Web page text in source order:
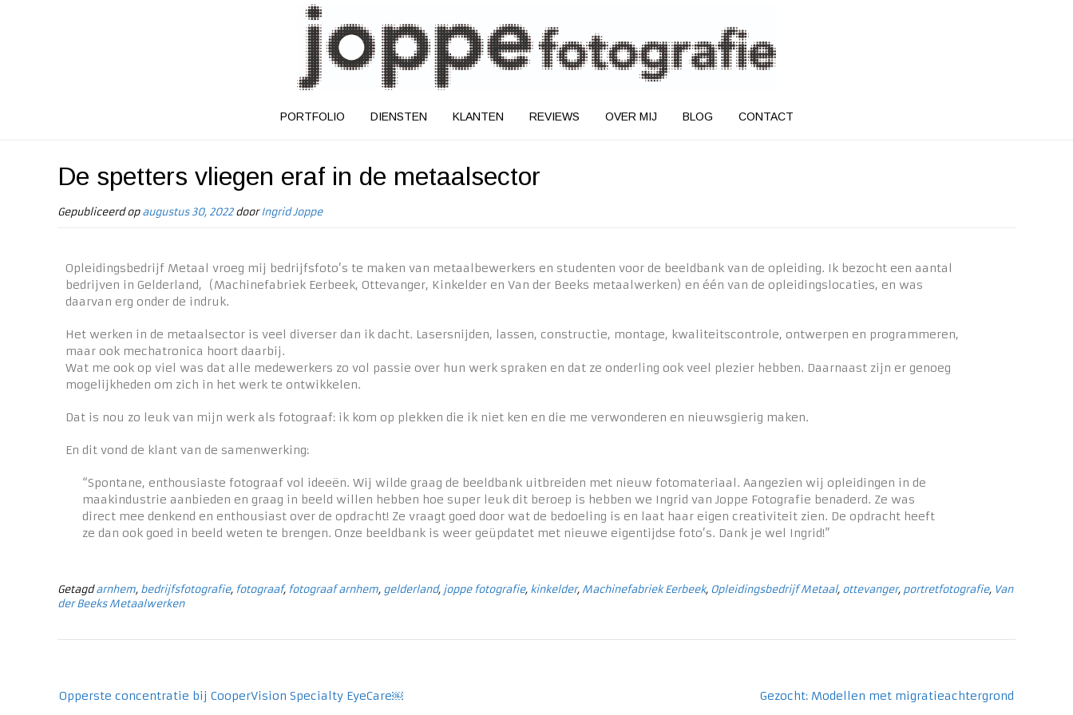
PORTFOLIO DIENSTEN KLANTEN REVIEWS OVER MIJ BLOG CONTACT
De spetters vliegen eraf in de metaalsector
Gepubliceerd op augustus 30, 2022doorIngrid Joppe
Opleidingsbedrijf Metaal vroeg mij bedrijfsfoto’s te maken van metaalbewerkers en studenten voor de beeldbank van de opleiding. Ik bezocht een aantal
bedrijven in Gelderland, (Machinefabriek Eerbeek, Ottevanger, Kinkelder en Van der Beeks metaalwerken) en één van de opleidingslocaties, en was
daarvan erg onder de indruk.
Het werken in de metaalsector is veel diverser dan ik dacht. Lasersnijden, lassen, constructie, montage, kwaliteitscontrole, ontwerpen en programmeren,
maar ook mechatronica hoort daarbij.
Wat me ook op viel was dat alle medewerkers zo vol passie over hun werk spraken en dat ze onderling ook veel plezier hebben. Daarnaast zijn er genoeg
mogelijkheden om zich in het werk te ontwikkelen.
Dat is nou zo leuk van mijn werk als fotograaf: ik kom op plekken die ik niet ken en die me verwonderen en nieuwsgierig maken.
En dit vond de klant van de samenwerking:
“Spontane, enthousiaste fotograaf vol ideeën. Wij wilde graag de beeldbank uitbreiden met nieuw fotomateriaal. Aangezien wij opleidingen in de
maakindustrie aanbieden en graag in beeld willen hebben hoe super leuk dit beroep is hebben we Ingrid van Joppe Fotografie benaderd. Ze was
direct mee denkend en enthousiast over de opdracht! Ze vraagt goed door wat de bedoeling is en laat haar eigen creativiteit zien. De opdracht heeft
ze dan ook goed in beeld weten te brengen. Onze beeldbank is weer geüpdatet met nieuwe eigentijdse foto’s. Dank je wel Ingrid!”
Getagdarnhem, bedrijfsfotografie, fotograaf, fotograaf arnhem, gelderland, joppe fotografie, kinkelder, Machinefabriek Eerbeek, Opleidingsbedrijf Metaal, ottevanger, portretfotografie, Van
der Beeks Metaalwerken
Gezocht: Modellen met migratieachtergrond
Opperste concentratie bij CooperVision Specialty EyeCare￼